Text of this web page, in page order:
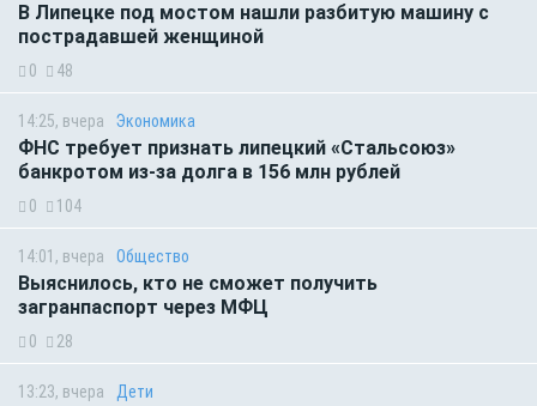
В Липецке под мостом нашли разбитую машину с
пострадавшей женщиной
0 48
14:25, вчера Экономика
ФНС требует признать липецкий «Стальсоюз»
банкротом из-за долга в 156 млн рублей
0 104
14:01, вчера Общество
Выяснилось, кто не сможет получить
загранпаспорт через МФЦ
0 28
13:23, вчера Дети